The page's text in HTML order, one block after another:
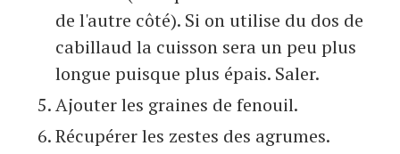
de l'autre côté). Si on utilise du dos de
cabillaud la cuisson sera un peu plus
longue puisque plus épais. Saler.
Ajouter les graines de fenouil.
Récupérer les zestes des agrumes.